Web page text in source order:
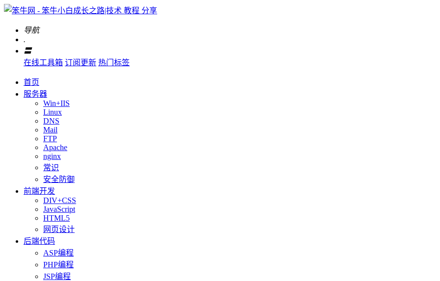
导航
.
〓
在线工具箱 订阅更新 热门标签
首页
服务器
Win+IIS
Linux
DNS
Mail
FTP
Apache
nginx
常识
安全防御
前端开发
DIV+CSS
JavaScript
HTML5
网页设计
后端代码
ASP编程
PHP编程
JSP编程